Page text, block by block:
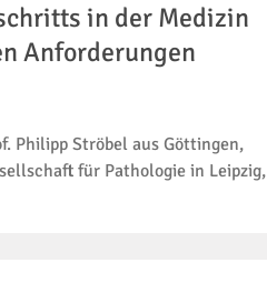
in der Medizin
Anforderungen
Philipp Ströbel aus Göttingen,
für Pathologie in Leipzig,